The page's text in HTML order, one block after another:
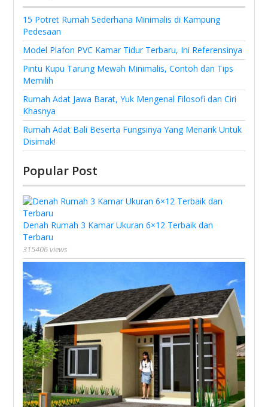
15 Potret Rumah Sederhana Minimalis di Kampung
Pedesaan
Model Plafon PVC Kamar Tidur Terbaru, Ini Referensinya
Pintu Kupu Tarung Mewah Minimalis, Contoh dan Tips
Memilih
Rumah Adat Jawa Barat, Yuk Mengenal Filosofi dan Ciri
Khasnya
Rumah Adat Bali Beserta Fungsinya Yang Menarik Untuk
Disimak!
Popular Post
Denah Rumah 3 Kamar Ukuran 6×12 Terbaik dan
Terbaru
315406 views